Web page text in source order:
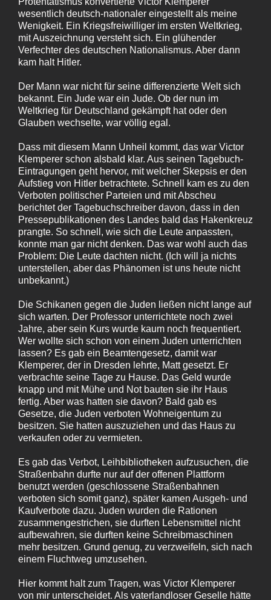
wesentlich deutsch-nationaler eingestellt als meine
Wenigkeit. Ein Kriegsfreiwilliger im ersten Weltkrieg,
mit Auszeichnung versteht sich. Ein glühender
Verfechter des deutschen Nationalismus. Aber dann
kam halt Hitler.
Der Mann war nicht für seine differenzierte Welt sich
bekannt. Ein Jude war ein Jude. Ob der nun im
Weltkrieg für Deutschland gekämpft hat oder den
Glauben wechselte, war völlig egal.
Dass mit diesem Mann Unheil kommt, das war Victor
Klemperer schon alsbald klar. Aus seinen Tagebuch-
Eintragungen geht hervor, mit welcher Skepsis er den
Aufstieg von Hitler betrachtete. Schnell kam es zu den
Verboten politischer Parteien und mit Abscheu
berichtet der Tagebuchschreiber davon, dass in den
Pressepublikationen des Landes bald das Hakenkreuz
prangte. So schnell, wie sich die Leute anpassten,
konnte man gar nicht denken. Das war wohl auch das
Problem: Die Leute dachten nicht. (Ich will ja nichts
unterstellen, aber das Phänomen ist uns heute nicht
unbekannt.)
Die Schikanen gegen die Juden ließen nicht lange auf
sich warten. Der Professor unterrichtete noch zwei
Jahre, aber sein Kurs wurde kaum noch frequentiert.
Wer wollte sich schon von einem Juden unterrichten
lassen? Es gab ein Beamtengesetz, damit war
Klemperer, der in Dresden lehrte, Matt gesetzt. Er
verbrachte seine Tage zu Hause. Das Geld wurde
knapp und mit Mühe und Not bauten sie ihr Haus
fertig. Aber was hatten sie davon? Bald gab es
Gesetze, die Juden verboten Wohneigentum zu
besitzen. Sie hatten auszuziehen und das Haus zu
verkaufen oder zu vermieten.
Es gab das Verbot, Leihbibliotheken aufzusuchen, die
Straßenbahn durfte nur auf der offenen Plattform
benutzt werden (geschlossene Straßenbahnen
verboten sich somit ganz), später kamen Ausgeh- und
Kaufverbote dazu. Juden wurden die Rationen
zusammengestrichen, sie durften Lebensmittel nicht
aufbewahren, sie durften keine Schreibmaschinen
mehr besitzen. Grund genug, zu verzweifeln, sich nach
einem Fluchtweg umzusehen.
Hier kommt halt zum Tragen, was Victor Klemperer
von mir unterscheidet. Als vaterlandloser Geselle hätte